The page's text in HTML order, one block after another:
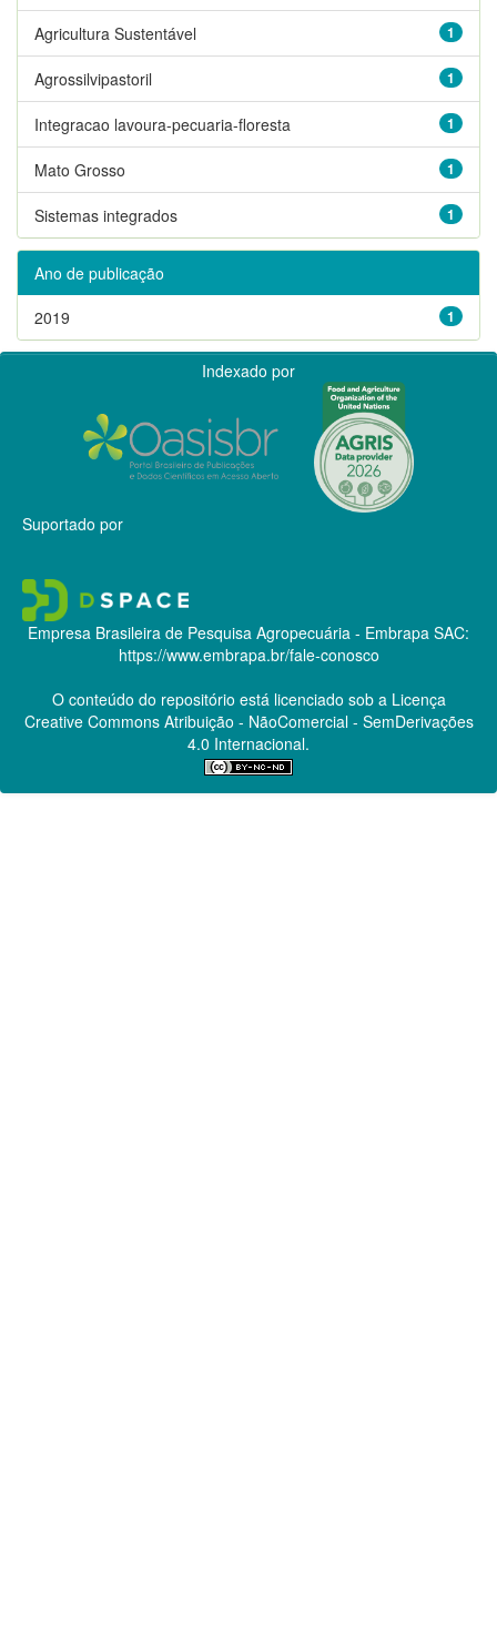
1
Agricultura Sustentável
1
Agrossilvipastoril
1
Integracao lavoura-pecuaria-floresta
1
Mato Grosso
1
Sistemas integrados
Ano de publicação
1
2019
Indexado por
Suportado por
Empresa Brasileira de Pesquisa Agropecuária - Embrapa SAC:
https://www.embrapa.br/fale-conosco
O conteúdo do repositório está licenciado sob a Licença
Creative CommonsAtribuição - NãoComercial - SemDerivações
4.0 Internacional.